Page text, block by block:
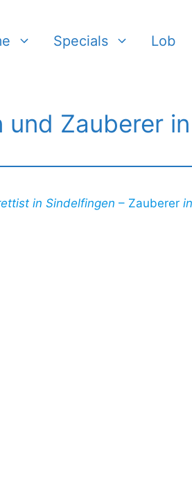
Specials Lob
Zauberer
in Sindelfingen – Zauberer